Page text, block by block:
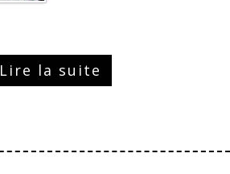
Lire la suite